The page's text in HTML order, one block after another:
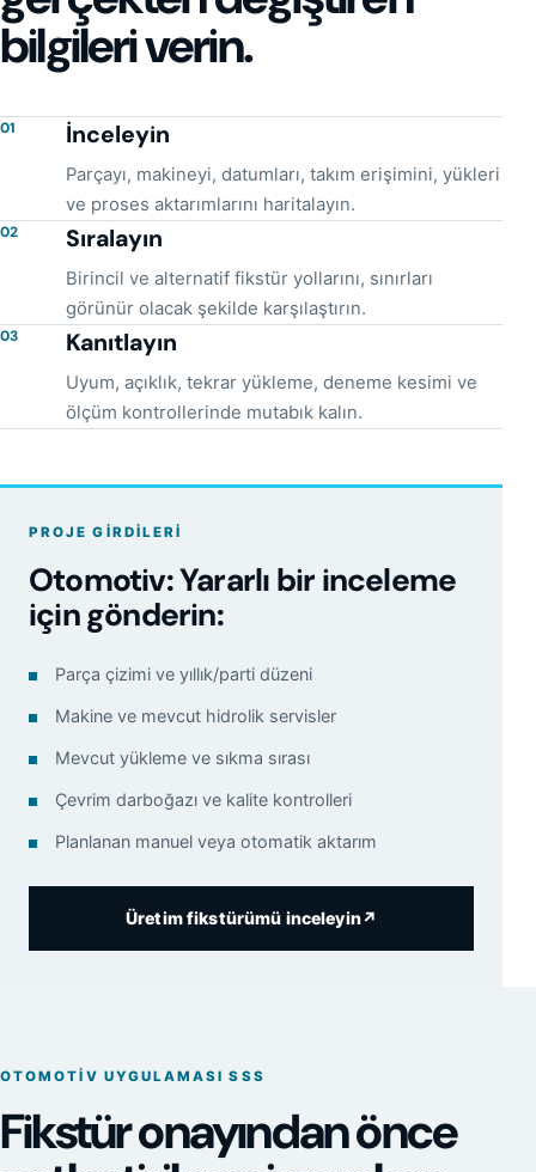
bilgileri verin.
01 İnceleyin
Parçayı, makineyi, datumları, takım erişimini, yükleri
ve proses aktarımlarını haritalayın.
02 Sıralayın
Birincil ve alternatif fikstür yollarını, sınırları
görünür olacak şekilde karşılaştırın.
03 Kanıtlayın
Uyum, açıklık, tekrar yükleme, deneme kesimi ve
ölçüm kontrollerinde mutabık kalın.
PROJE GIRDILERI
Otomotiv: Yararlı bir inceleme
için gönderin:
Parça çizimi ve yıllık/parti düzeni
Makine ve mevcut hidrolik servisler
Mevcut yükleme ve sıkma sırası
Çevrim darboğazı ve kalite kontrolleri
Planlanan manuel veya otomatik aktarım
Üretim fikstürümü inceleyin↗
OTOMOTIV UYGULAMASI SSS
Fikstür onayından önce